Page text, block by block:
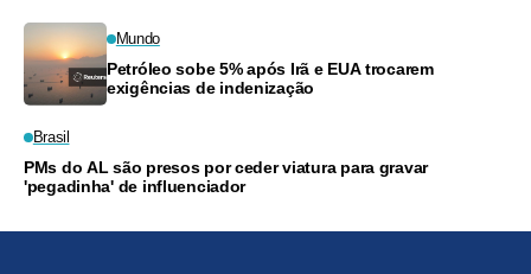
Mundo
Petróleo sobe 5% após Irã e EUA trocarem
exigências de indenização
Brasil
PMs do AL são presos por ceder viatura para gravar
'pegadinha' de influenciador